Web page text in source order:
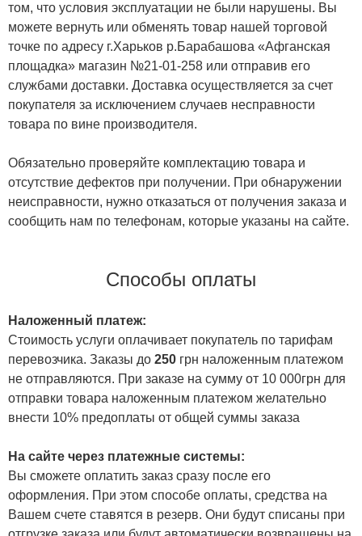
том, что условия эксплуатации не были нарушены. Вы
можете вернуть или обменять товар нашей торговой
точке по адресу г.Харьков р.Барабашова «Афганская
площадка» магазин №21-01-258 или отправив его
службами доставки. Доставка осуществляется за счет
покупателя за исключением случаев несправности
товара по вине производителя.
Обязательно проверяйте комплектацию товара и
отсутствие дефектов при получении. При обнаружении
неисправности, нужно отказаться от получения заказа и
сообщить нам по телефонам, которые указаны на сайте.
Способы оплаты
Наложенный платеж:
Стоимость услуги оплачивает покупатель по тарифам
перевозчика. Заказы до 250 грн наложенным платежом
не отправляются. При заказе на сумму от 10 000грн для
отправки товара наложенным платежом желательно
внести 10% предоплаты от общей суммы заказа
На сайте через платежные системы:
Вы сможете оплатить заказ сразу после его
оформления. При этом способе оплаты, средства на
Вашем счете ставятся в резерв. Они будут списаны при